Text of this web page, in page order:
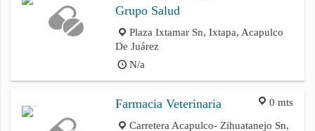
Grupo Salud
Plaza Ixtamar Sn, Ixtapa, Acapulco
De Juárez
N/a
0 mts
Farmacia Veterinaria
Carretera Acapulco- Zihuatanejo Sn,